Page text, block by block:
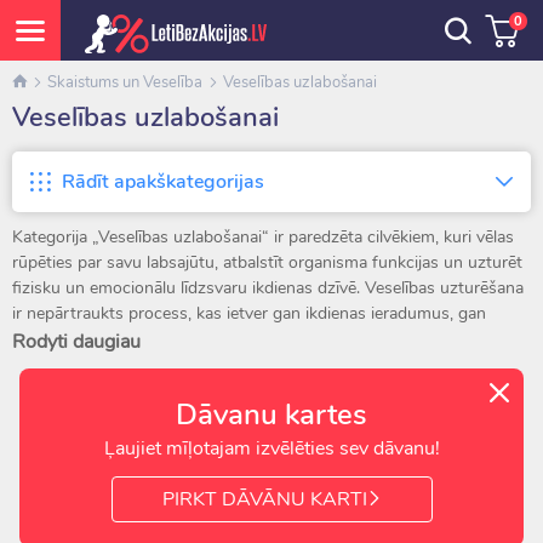
0
Skaistums un Veselība Veselības uzlabošanai
Veselības uzlabošanai
Rādīt apakškategorijas
Kategorija „Veselības uzlabošanai“ ir paredzēta cilvēkiem, kuri vēlas
rūpēties par savu labsajūtu, atbalstīt organisma funkcijas un uzturēt
fizisku un emocionālu līdzsvaru ikdienas dzīvē. Veselības uzturēšana
ir nepārtraukts process, kas ietver gan ikdienas ieradumus, gan
profilaktiskus risinājumus. Šajā kategorijā piedāvātie līdzekļi palīdz
uzmanīgāk sekot ķermeņa stāvoklim, labāk izprast tā signālus un
radīt apstākļus aktīvai, kvalitatīvai un enerģiskas pašsajūtas pilnai
Šeit pieejami dažādi produkti, kas paredzēti atšķirīgiem veselības
aspektiem: no asinsspiediena mērītājiem un pulsa oksimetriem līdz
stājas korektoriem, masāžieriem, kompresijas saitēm, aromterapijas
Rodyti daugiau
Dāvanu kartes
Ļaujiet mīļotajam izvēlēties sev dāvanu!
PIRKT DĀVĀNU KARTI